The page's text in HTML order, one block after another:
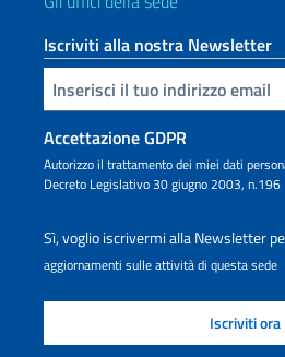
Iscriviti alla nostra Newsletter
Inserisci la tua email
Accettazione GDPR
Autorizzo il trattamento dei miei dati
Decreto Legislativo 30 giugno 2003, n.196
Sì, voglio iscrivermi alla Newsletter
aggiornamenti sulle attività di questa sede